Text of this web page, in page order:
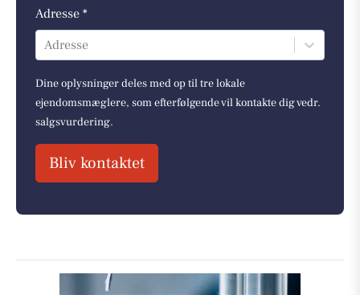
Adresse *
Adresse
Dine oplysninger deles med op til tre lokale
ejendomsmæglere, som efterfølgende vil kontakte dig vedr.
salgsvurdering.
Bliv kontaktet